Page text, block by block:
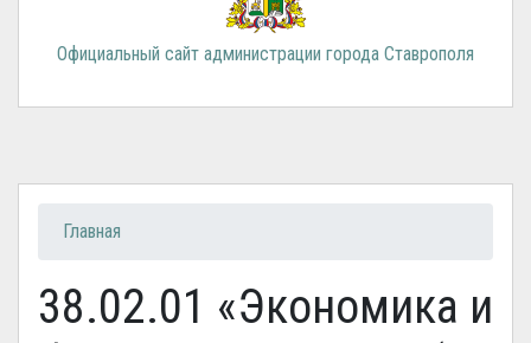
Официальный сайт администрации города Ставрополя
Вы здесь
Главная
38.02.01 «Экономика и